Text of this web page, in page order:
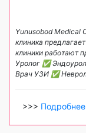
Yunusobod Medical
клиника
клиники работают
Уролог ✅
Врач УЗИ ✅
>>> Подробнее